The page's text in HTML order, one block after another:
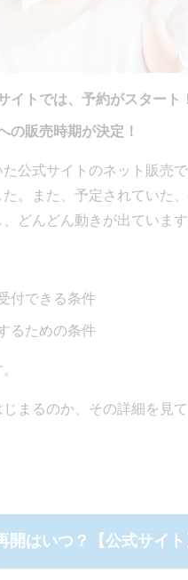
イトでは、予約がスタート
の販売時期が決定！
た公式サイトのネット販売
。また、予定されていた
どんどん動きが出ています
付できる条件
るための条件
まるのか、その詳細を見
開はいつ？【公式サイト